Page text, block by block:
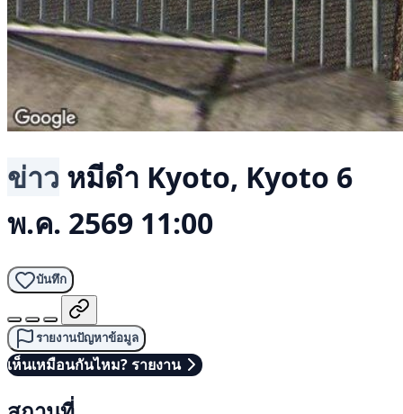
ข่าว หมีดำ Kyoto, Kyoto 6
พ.ค. 2569 11:00
บันทึก
รายงานปัญหาข้อมูล
เห็นเหมือนกันไหม? รายงาน